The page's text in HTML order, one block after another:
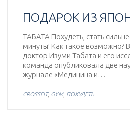
ПОДАРОК ИЗ
ТАБАТА Похудеть, стать
минуты! Как такое возможно? В
доктор Изуми Табата и его
команда опубликовала две
журнале «Медицина и…
CROSSFIT, GYM, ПОХУДЕТЬ